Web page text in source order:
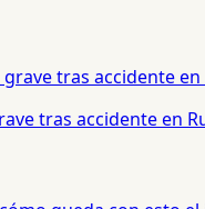
tras accidente en